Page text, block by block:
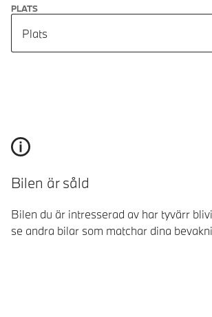
PLATS
Plats
Bilen är såld
Bilen du är intresserad av har tyvärr
se andra bilar som matchar dina